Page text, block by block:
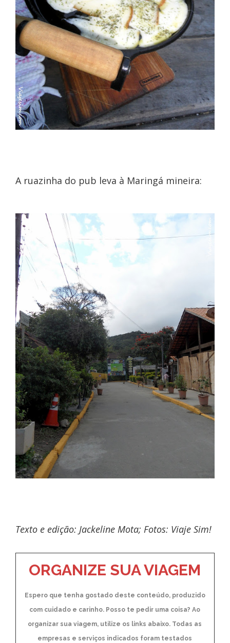
A ruazinha do pub leva à Maringá mineira:
Texto e edição: Jackeline Mota; Fotos: Viaje Sim!
ORGANIZE SUA VIAGEM
Espero que tenha gostado deste conteúdo, produzido
com cuidado e carinho. Posso te pedir uma coisa? Ao
organizar sua viagem, utilize os links abaixo. Todas as
empresas e serviços indicados foram testados